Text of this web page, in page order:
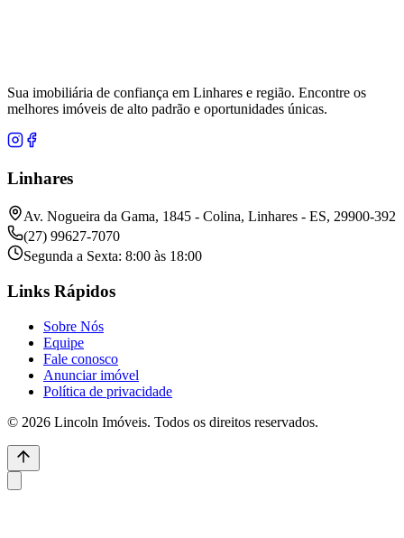
Sua imobiliária de confiança em Linhares e região. Encontre os
melhores imóveis de alto padrão e oportunidades únicas.
Linhares
Av. Nogueira da Gama, 1845 - Colina, Linhares - ES, 29900-392
(27) 99627-7070
Segunda a Sexta: 8:00 às 18:00
Links Rápidos
Sobre Nós
Equipe
Fale conosco
Anunciar imóvel
Política de privacidade
© 2026 Lincoln Imóveis. Todos os direitos reservados.